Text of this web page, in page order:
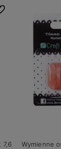
7,6
ulubionych
Wymienne